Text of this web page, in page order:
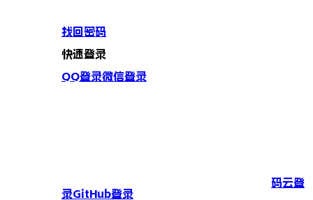
找回密码
快速登录
QQ登录微信登录
码云登
录GitHub登录